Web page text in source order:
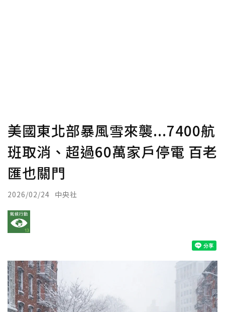
美國東北部暴風雪來襲...7400航
班取消、超過60萬家戶停電 百老
匯也關門
2026/02/24 中央社